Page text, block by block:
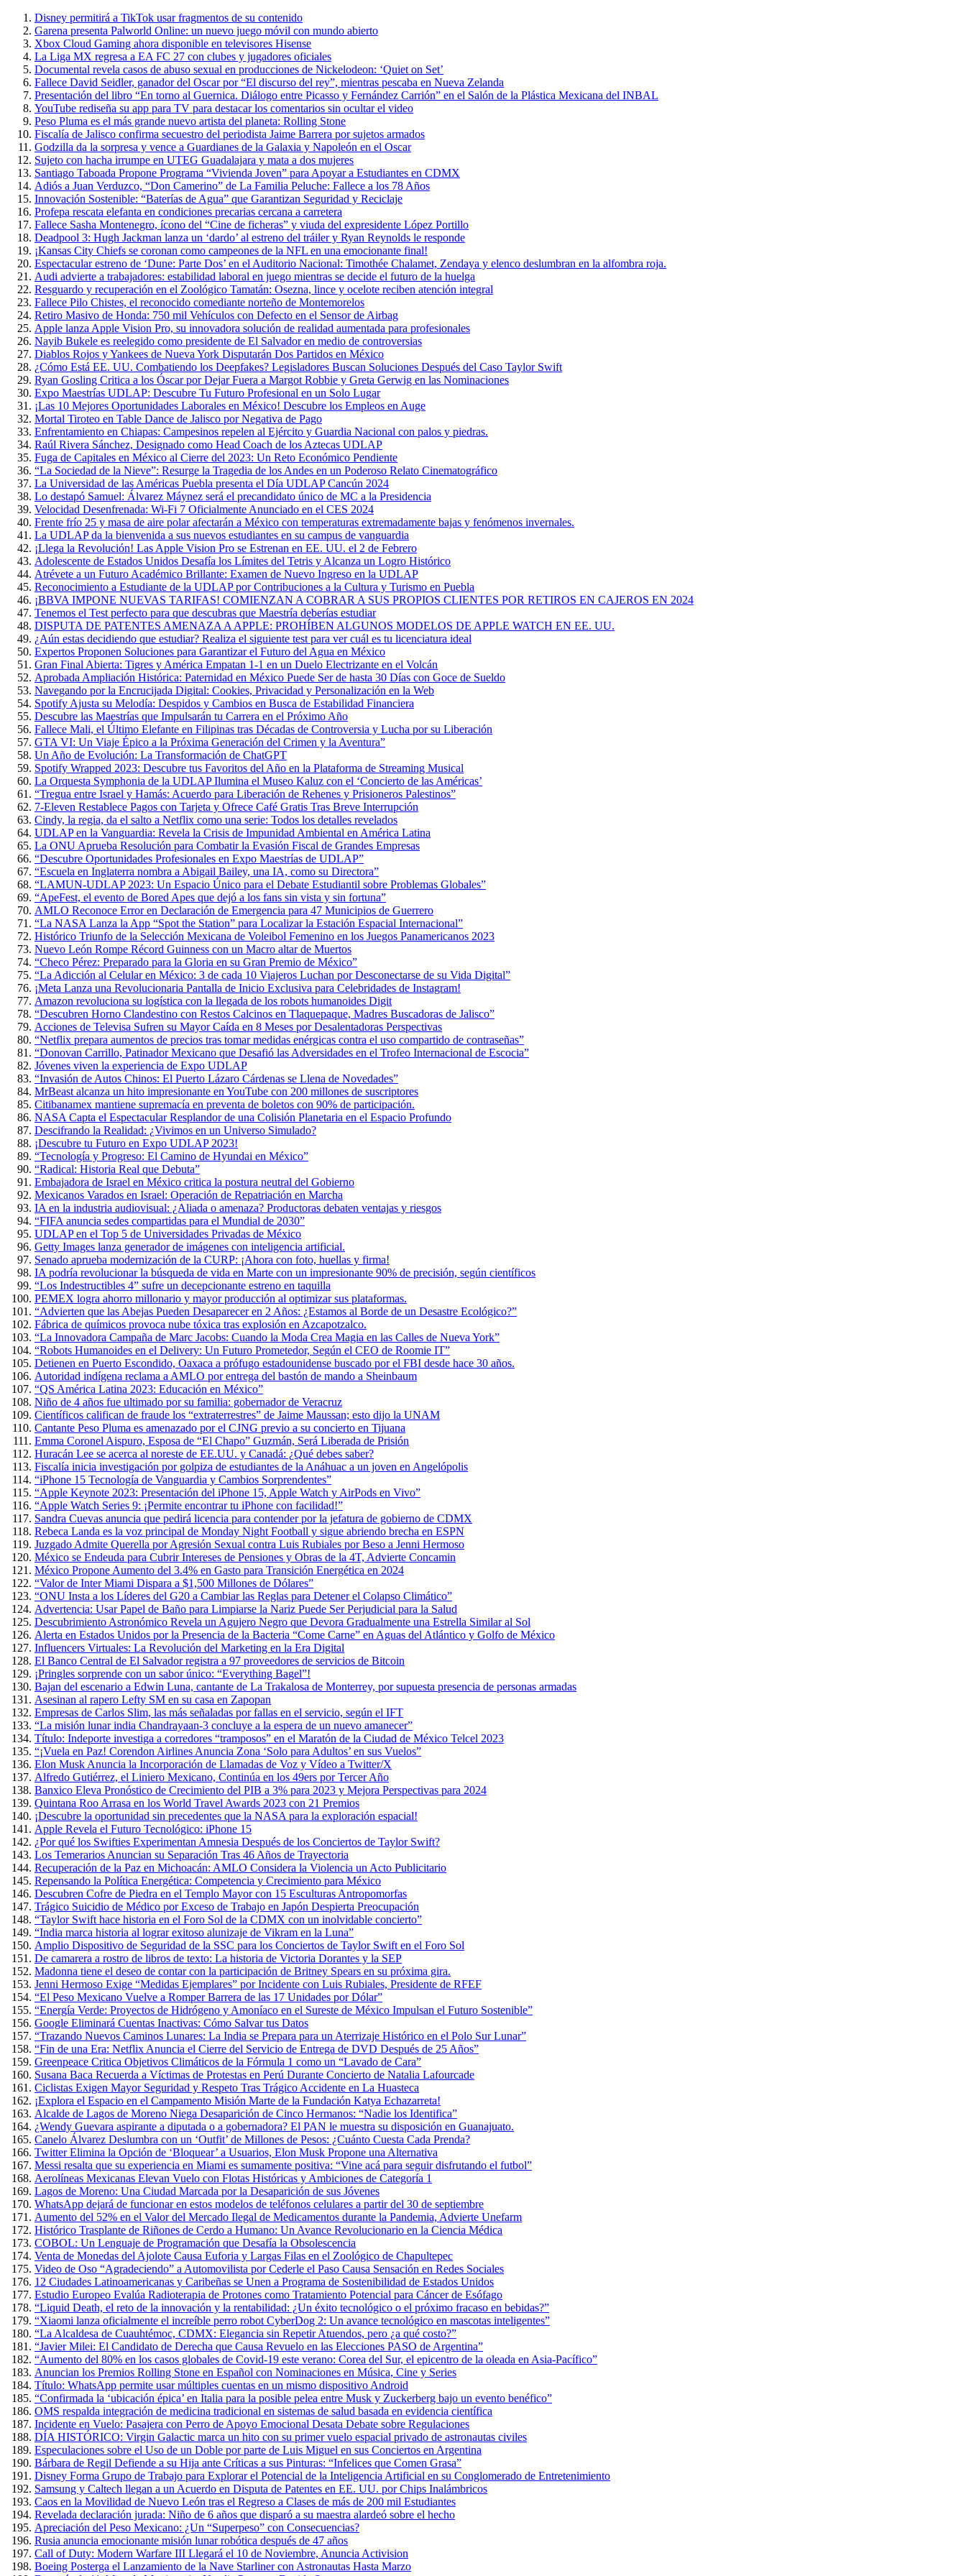
Disney permitirá a TikTok usar fragmentos de su contenido
Garena presenta Palworld Online: un nuevo juego móvil con mundo abierto
Xbox Cloud Gaming ahora disponible en televisores Hisense
La Liga MX regresa a EA FC 27 con clubes y jugadores oficiales
Documental revela casos de abuso sexual en producciones de Nickelodeon: ‘Quiet on Set’
Fallece David Seidler, ganador del Oscar por “El discurso del rey”, mientras pescaba en Nueva Zelanda
Presentación del libro “En torno al Guernica. Diálogo entre Picasso y Fernández Carrión” en el Salón de la Plástica Mexicana del INBAL
YouTube rediseña su app para TV para destacar los comentarios sin ocultar el video
Peso Pluma es el más grande nuevo artista del planeta: Rolling Stone
Fiscalía de Jalisco confirma secuestro del periodista Jaime Barrera por sujetos armados
Godzilla da la sorpresa y vence a Guardianes de la Galaxia y Napoleón en el Oscar
Sujeto con hacha irrumpe en UTEG Guadalajara y mata a dos mujeres
Santiago Taboada Propone Programa “Vivienda Joven” para Apoyar a Estudiantes en CDMX
Adiós a Juan Verduzco, “Don Camerino” de La Familia Peluche: Fallece a los 78 Años
Innovación Sostenible: “Baterías de Agua” que Garantizan Seguridad y Reciclaje
Profepa rescata elefanta en condiciones precarias cercana a carretera
Fallece Sasha Montenegro, ícono del “Cine de ficheras” y viuda del expresidente López Portillo
Deadpool 3: Hugh Jackman lanza un ‘dardo’ al estreno del tráiler y Ryan Reynolds le responde
¡Kansas City Chiefs se coronan como campeones de la NFL en una emocionante final!
Espectacular estreno de ‘Dune: Parte Dos’ en el Auditorio Nacional: Timothée Chalamet, Zendaya y elenco deslumbran en la alfombra roja.
Audi advierte a trabajadores: estabilidad laboral en juego mientras se decide el futuro de la huelga
Resguardo y recuperación en el Zoológico Tamatán: Osezna, lince y ocelote reciben atención integral
Fallece Pilo Chistes, el reconocido comediante norteño de Montemorelos
Retiro Masivo de Honda: 750 mil Vehículos con Defecto en el Sensor de Airbag
Apple lanza Apple Vision Pro, su innovadora solución de realidad aumentada para profesionales
Nayib Bukele es reelegido como presidente de El Salvador en medio de controversias
Diablos Rojos y Yankees de Nueva York Disputarán Dos Partidos en México
¿Cómo Está EE. UU. Combatiendo los Deepfakes? Legisladores Buscan Soluciones Después del Caso Taylor Swift
Ryan Gosling Critica a los Óscar por Dejar Fuera a Margot Robbie y Greta Gerwig en las Nominaciones
Expo Maestrías UDLAP: Descubre Tu Futuro Profesional en un Solo Lugar
¡Las 10 Mejores Oportunidades Laborales en México! Descubre los Empleos en Auge
Mortal Tiroteo en Table Dance de Jalisco por Negativa de Pago
Enfrentamiento en Chiapas: Campesinos repelen al Ejército y Guardia Nacional con palos y piedras.
Raúl Rivera Sánchez, Designado como Head Coach de los Aztecas UDLAP
Fuga de Capitales en México al Cierre del 2023: Un Reto Económico Pendiente
“La Sociedad de la Nieve”: Resurge la Tragedia de los Andes en un Poderoso Relato Cinematográfico
La Universidad de las Américas Puebla presenta el Día UDLAP Cancún 2024
Lo destapó Samuel: Álvarez Máynez será el precandidato único de MC a la Presidencia
Velocidad Desenfrenada: Wi-Fi 7 Oficialmente Anunciado en el CES 2024
Frente frío 25 y masa de aire polar afectarán a México con temperaturas extremadamente bajas y fenómenos invernales.
La UDLAP da la bienvenida a sus nuevos estudiantes en su campus de vanguardia
¡Llega la Revolución! Las Apple Vision Pro se Estrenan en EE. UU. el 2 de Febrero
Adolescente de Estados Unidos Desafía los Límites del Tetris y Alcanza un Logro Histórico
Atrévete a un Futuro Académico Brillante: Examen de Nuevo Ingreso en la UDLAP
Reconocimiento a Estudiante de la UDLAP por Contribuciones a la Cultura y Turismo en Puebla
¡BBVA IMPONE NUEVAS TARIFAS! COMIENZAN A COBRAR A SUS PROPIOS CLIENTES POR RETIROS EN CAJEROS EN 2024
Tenemos el Test perfecto para que descubras que Maestría deberías estudiar
DISPUTA DE PATENTES AMENAZA A APPLE: PROHÍBEN ALGUNOS MODELOS DE APPLE WATCH EN EE. UU.
¿Aún estas decidiendo que estudiar? Realiza el siguiente test para ver cuál es tu licenciatura ideal
Expertos Proponen Soluciones para Garantizar el Futuro del Agua en México
Gran Final Abierta: Tigres y América Empatan 1-1 en un Duelo Electrizante en el Volcán
Aprobada Ampliación Histórica: Paternidad en México Puede Ser de hasta 30 Días con Goce de Sueldo
Navegando por la Encrucijada Digital: Cookies, Privacidad y Personalización en la Web
Spotify Ajusta su Melodía: Despidos y Cambios en Busca de Estabilidad Financiera
Descubre las Maestrías que Impulsarán tu Carrera en el Próximo Año
Fallece Mali, el Último Elefante en Filipinas tras Décadas de Controversia y Lucha por su Liberación
GTA VI: Un Viaje Épico a la Próxima Generación del Crimen y la Aventura”
Un Año de Evolución: La Transformación de ChatGPT
Spotify Wrapped 2023: Descubre tus Favoritos del Año en la Plataforma de Streaming Musical
La Orquesta Symphonia de la UDLAP Ilumina el Museo Kaluz con el ‘Concierto de las Américas’
“Tregua entre Israel y Hamás: Acuerdo para Liberación de Rehenes y Prisioneros Palestinos”
7-Eleven Restablece Pagos con Tarjeta y Ofrece Café Gratis Tras Breve Interrupción
Cindy, la regia, da el salto a Netflix como una serie: Todos los detalles revelados
UDLAP en la Vanguardia: Revela la Crisis de Impunidad Ambiental en América Latina
La ONU Aprueba Resolución para Combatir la Evasión Fiscal de Grandes Empresas
“Descubre Oportunidades Profesionales en Expo Maestrías de UDLAP”
“Escuela en Inglaterra nombra a Abigail Bailey, una IA, como su Directora”
“LAMUN-UDLAP 2023: Un Espacio Único para el Debate Estudiantil sobre Problemas Globales”
“ApeFest, el evento de Bored Apes que dejó a los fans sin vista y sin fortuna”
AMLO Reconoce Error en Declaración de Emergencia para 47 Municipios de Guerrero
“La NASA Lanza la App “Spot the Station” para Localizar la Estación Espacial Internacional”
Histórico Triunfo de la Selección Mexicana de Voleibol Femenino en los Juegos Panamericanos 2023
Nuevo León Rompe Récord Guinness con un Macro altar de Muertos
“Checo Pérez: Preparado para la Gloria en su Gran Premio de México”
“La Adicción al Celular en México: 3 de cada 10 Viajeros Luchan por Desconectarse de su Vida Digital”
¡Meta Lanza una Revolucionaria Pantalla de Inicio Exclusiva para Celebridades de Instagram!
Amazon revoluciona su logística con la llegada de los robots humanoides Digit
“Descubren Horno Clandestino con Restos Calcinos en Tlaquepaque, Madres Buscadoras de Jalisco”
Acciones de Televisa Sufren su Mayor Caída en 8 Meses por Desalentadoras Perspectivas
“Netflix prepara aumentos de precios tras tomar medidas enérgicas contra el uso compartido de contraseñas”
“Donovan Carrillo, Patinador Mexicano que Desafió las Adversidades en el Trofeo Internacional de Escocia”
Jóvenes viven la experiencia de Expo UDLAP
“Invasión de Autos Chinos: El Puerto Lázaro Cárdenas se Llena de Novedades”
MrBeast alcanza un hito impresionante en YouTube con 200 millones de suscriptores
Citibanamex mantiene supremacía en preventa de boletos con 90% de participación.
NASA Capta el Espectacular Resplandor de una Colisión Planetaria en el Espacio Profundo
Descifrando la Realidad: ¿Vivimos en un Universo Simulado?
¡Descubre tu Futuro en Expo UDLAP 2023!
“Tecnología y Progreso: El Camino de Hyundai en México”
“Radical: Historia Real que Debuta”
Embajadora de Israel en México critica la postura neutral del Gobierno
Mexicanos Varados en Israel: Operación de Repatriación en Marcha
IA en la industria audiovisual: ¿Aliada o amenaza? Productoras debaten ventajas y riesgos
“FIFA anuncia sedes compartidas para el Mundial de 2030”
UDLAP en el Top 5 de Universidades Privadas de México
Getty Images lanza generador de imágenes con inteligencia artificial.
Senado aprueba modernización de la CURP: ¡Ahora con foto, huellas y firma!
IA podría revolucionar la búsqueda de vida en Marte con un impresionante 90% de precisión, según científicos
“Los Indestructibles 4” sufre un decepcionante estreno en taquilla
PEMEX logra ahorro millonario y mayor producción al optimizar sus plataformas.
“Advierten que las Abejas Pueden Desaparecer en 2 Años: ¿Estamos al Borde de un Desastre Ecológico?”
Fábrica de químicos provoca nube tóxica tras explosión en Azcapotzalco.
“La Innovadora Campaña de Marc Jacobs: Cuando la Moda Crea Magia en las Calles de Nueva York”
“Robots Humanoides en el Delivery: Un Futuro Prometedor, Según el CEO de Roomie IT”
Detienen en Puerto Escondido, Oaxaca a prófugo estadounidense buscado por el FBI desde hace 30 años.
Autoridad indígena reclama a AMLO por entrega del bastón de mando a Sheinbaum
“QS América Latina 2023: Educación en México”
Niño de 4 años fue ultimado por su familia: gobernador de Veracruz
Científicos califican de fraude los “extraterrestres” de Jaime Maussan; esto dijo la UNAM
Cantante Peso Pluma es amenazado por el CJNG previo a su concierto en Tijuana
Emma Coronel Aispuro, Esposa de “El Chapo” Guzmán, Será Liberada de Prisión
Huracán Lee se acerca al noreste de EE.UU. y Canadá: ¿Qué debes saber?
Fiscalía inicia investigación por golpiza de estudiantes de la Anáhuac a un joven en Angelópolis
“iPhone 15 Tecnología de Vanguardia y Cambios Sorprendentes”
“Apple Keynote 2023: Presentación del iPhone 15, Apple Watch y AirPods en Vivo”
“Apple Watch Series 9: ¡Permite encontrar tu iPhone con facilidad!”
Sandra Cuevas anuncia que pedirá licencia para contender por la jefatura de gobierno de CDMX
Rebeca Landa es la voz principal de Monday Night Football y sigue abriendo brecha en ESPN
Juzgado Admite Querella por Agresión Sexual contra Luis Rubiales por Beso a Jenni Hermoso
México se Endeuda para Cubrir Intereses de Pensiones y Obras de la 4T, Advierte Concamin
México Propone Aumento del 3.4% en Gasto para Transición Energética en 2024
“Valor de Inter Miami Dispara a $1,500 Millones de Dólares”
“ONU Insta a los Líderes del G20 a Cambiar las Reglas para Detener el Colapso Climático”
Advertencia: Usar Papel de Baño para Limpiarse la Nariz Puede Ser Perjudicial para la Salud
Descubrimiento Astronómico Revela un Agujero Negro que Devora Gradualmente una Estrella Similar al Sol
Alerta en Estados Unidos por la Presencia de la Bacteria “Come Carne” en Aguas del Atlántico y Golfo de México
Influencers Virtuales: La Revolución del Marketing en la Era Digital
El Banco Central de El Salvador registra a 97 proveedores de servicios de Bitcoin
¡Pringles sorprende con un sabor único: “Everything Bagel”!
Bajan del escenario a Edwin Luna, cantante de La Trakalosa de Monterrey, por supuesta presencia de personas armadas
Asesinan al rapero Lefty SM en su casa en Zapopan
Empresas de Carlos Slim, las más señaladas por fallas en el servicio, según el IFT
“La misión lunar india Chandrayaan-3 concluye a la espera de un nuevo amanecer”
Título: Indeporte investiga a corredores “tramposos” en el Maratón de la Ciudad de México Telcel 2023
“¡Vuela en Paz! Corendon Airlines Anuncia Zona ‘Solo para Adultos’ en sus Vuelos”
Elon Musk Anuncia la Incorporación de Llamadas de Voz y Vídeo a Twitter/X
Alfredo Gutiérrez, el Liniero Mexicano, Continúa en los 49ers por Tercer Año
Banxico Eleva Pronóstico de Crecimiento del PIB a 3% para 2023 y Mejora Perspectivas para 2024
Quintana Roo Arrasa en los World Travel Awards 2023 con 21 Premios
¡Descubre la oportunidad sin precedentes que la NASA para la exploración espacial!
Apple Revela el Futuro Tecnológico: iPhone 15
¿Por qué los Swifties Experimentan Amnesia Después de los Conciertos de Taylor Swift?
Los Temerarios Anuncian su Separación Tras 46 Años de Trayectoria
Recuperación de la Paz en Michoacán: AMLO Considera la Violencia un Acto Publicitario
Repensando la Política Energética: Competencia y Crecimiento para México
Descubren Cofre de Piedra en el Templo Mayor con 15 Esculturas Antropomorfas
Trágico Suicidio de Médico por Exceso de Trabajo en Japón Despierta Preocupación
“Taylor Swift hace historia en el Foro Sol de la CDMX con un inolvidable concierto”
“India marca historia al lograr exitoso alunizaje de Vikram en la Luna”
Amplio Dispositivo de Seguridad de la SSC para los Conciertos de Taylor Swift en el Foro Sol
De camarera a rostro de libros de texto: La historia de Victoria Dorantes y la SEP
Madonna tiene el deseo de contar con la participación de Britney Spears en su próxima gira.
Jenni Hermoso Exige “Medidas Ejemplares” por Incidente con Luis Rubiales, Presidente de RFEF
“El Peso Mexicano Vuelve a Romper Barrera de las 17 Unidades por Dólar”
“Energía Verde: Proyectos de Hidrógeno y Amoníaco en el Sureste de México Impulsan el Futuro Sostenible”
Google Eliminará Cuentas Inactivas: Cómo Salvar tus Datos
“Trazando Nuevos Caminos Lunares: La India se Prepara para un Aterrizaje Histórico en el Polo Sur Lunar”
“Fin de una Era: Netflix Anuncia el Cierre del Servicio de Entrega de DVD Después de 25 Años”
Greenpeace Critica Objetivos Climáticos de la Fórmula 1 como un “Lavado de Cara”
Susana Baca Recuerda a Víctimas de Protestas en Perú Durante Concierto de Natalia Lafourcade
Ciclistas Exigen Mayor Seguridad y Respeto Tras Trágico Accidente en La Huasteca
¡Explora el Espacio en el Campamento Misión Marte de la Fundación Katya Echazarreta!
Alcalde de Lagos de Moreno Niega Desaparición de Cinco Hermanos: “Nadie los Identifica”
¿Wendy Guevara aspirante a diputada o a gobernadora? El PAN le muestra su disposición en Guanajuato.
Canelo Álvarez Deslumbra con un ‘Outfit’ de Millones de Pesos: ¿Cuánto Cuesta Cada Prenda?
Twitter Elimina la Opción de ‘Bloquear’ a Usuarios, Elon Musk Propone una Alternativa
Messi resalta que su experiencia en Miami es sumamente positiva: “Vine acá para seguir disfrutando el futbol”
Aerolíneas Mexicanas Elevan Vuelo con Flotas Históricas y Ambiciones de Categoría 1
Lagos de Moreno: Una Ciudad Marcada por la Desaparición de sus Jóvenes
WhatsApp dejará de funcionar en estos modelos de teléfonos celulares a partir del 30 de septiembre
Aumento del 52% en el Valor del Mercado Ilegal de Medicamentos durante la Pandemia, Advierte Unefarm
Histórico Trasplante de Riñones de Cerdo a Humano: Un Avance Revolucionario en la Ciencia Médica
COBOL: Un Lenguaje de Programación que Desafía la Obsolescencia
Venta de Monedas del Ajolote Causa Euforia y Largas Filas en el Zoológico de Chapultepec
Video de Oso “Agradeciendo” a Automovilista por Cederle el Paso Causa Sensación en Redes Sociales
12 Ciudades Latinoamericanas y Caribeñas se Unen a Programa de Sostenibilidad de Estados Unidos
Estudio Europeo Evalúa Radioterapia de Protones como Tratamiento Potencial para Cáncer de Esófago
“Liquid Death, el reto de la innovación y la rentabilidad: ¿Un éxito tecnológico o el próximo fracaso en bebidas?”
“Xiaomi lanza oficialmente el increíble perro robot CyberDog 2: Un avance tecnológico en mascotas inteligentes”
“La Alcaldesa de Cuauhtémoc, CDMX: Elegancia sin Repetir Atuendos, pero ¿a qué costo?”
“Javier Milei: El Candidato de Derecha que Causa Revuelo en las Elecciones PASO de Argentina”
“Aumento del 80% en los casos globales de Covid-19 este verano: Corea del Sur, el epicentro de la oleada en Asia-Pacífico”
Anuncian los Premios Rolling Stone en Español con Nominaciones en Música, Cine y Series
Título: WhatsApp permite usar múltiples cuentas en un mismo dispositivo Android
“Confirmada la ‘ubicación épica’ en Italia para la posible pelea entre Musk y Zuckerberg bajo un evento benéfico”
OMS respalda integración de medicina tradicional en sistemas de salud basada en evidencia científica
Incidente en Vuelo: Pasajera con Perro de Apoyo Emocional Desata Debate sobre Regulaciones
DÍA HISTÓRICO: Virgin Galactic marca un hito con su primer vuelo espacial privado de astronautas civiles
Especulaciones sobre el Uso de un Doble por parte de Luis Miguel en sus Conciertos en Argentina
Bárbara de Regil Defiende a su Hija ante Críticas a sus Pinturas: “Infelices que Comen Grasa”
Disney Forma Grupo de Trabajo para Explorar el Potencial de la Inteligencia Artificial en su Conglomerado de Entretenimiento
Samsung y Caltech llegan a un Acuerdo en Disputa de Patentes en EE. UU. por Chips Inalámbricos
Caos en la Movilidad de Nuevo León tras el Regreso a Clases de más de 200 mil Estudiantes
Revelada declaración jurada: Niño de 6 años que disparó a su maestra alardeó sobre el hecho
Apreciación del Peso Mexicano: ¿Un “Superpeso” con Consecuencias?
Rusia anuncia emocionante misión lunar robótica después de 47 años
Call of Duty: Modern Warfare III Llegará el 10 de Noviembre, Anuncia Activision
Boeing Posterga el Lanzamiento de la Nave Starliner con Astronautas Hasta Marzo